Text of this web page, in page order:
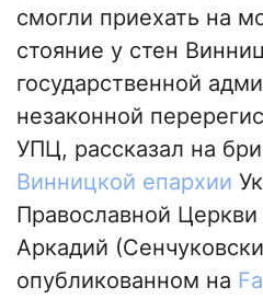
смогли приехать на
стояние у стен
государственной
незаконной
УПЦ, рассказал на
Винницкой епархии
Православной
Аркадий
опубликованном на